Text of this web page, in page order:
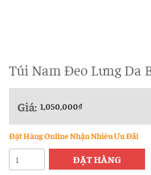
Túi Nam Đeo Lưng Da
Giá: 1,050,000₫
Đặt Hàng Online Nhận Nhièu Ưu Đãi
Túi
Nam
ĐẶT HÀNG